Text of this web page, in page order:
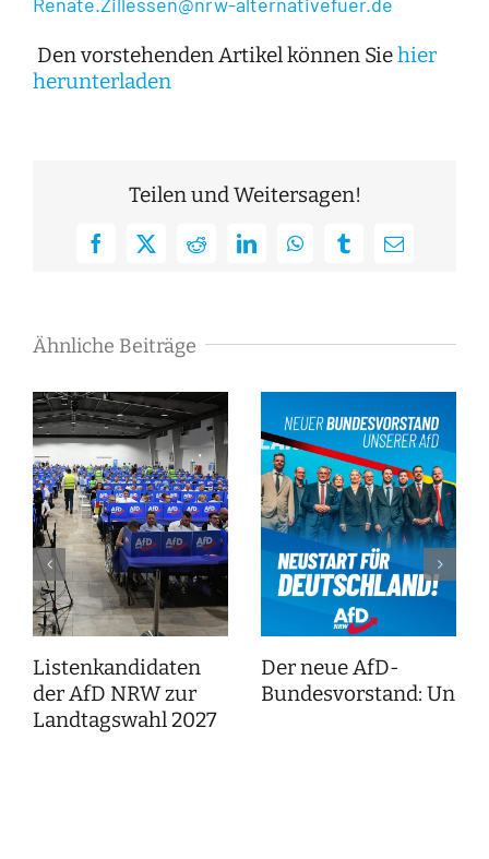
Den vorstehenden Artikel können Siehier
herunterladen
Teilen und Weitersagen!
Facebook
X RedditLinkedInWhatsAppTumblrE-
Ähnliche Beiträge
Listenkandidaten
der AfD NRW zur
Landtagswahl 2027
Der neue AfD-
Bundesvorstand: